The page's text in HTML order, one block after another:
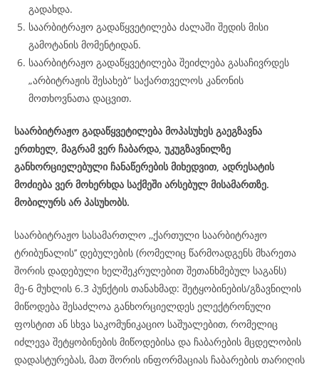
გადახდა.
საარბიტრაჟო გადაწყვეტილება ძალაში შედის მისი
გამოტანის მომენტიდან.
საარბიტრაჟო გადაწყვეტილება შეიძლება გასაჩივრდეს
„არბიტრაჟის შესახებ“ საქართველოს კანონის
მოთხოვნათა დაცვით.
საარბიტრაჟო გადაწყვეტილება მოპასუხეს გაეგზავნა
ერთხელ, მაგრამ ვერ ჩაბარდა, უკუგზავნილზე
განხორციელებული ჩანაწერების მიხედვით, ადრესატის
მოძიება ვერ მოხერხდა საქმეში არსებულ მისამართზე.
მობილურს არ პასუხობს.
საარბიტრაჟო სასამართლო ,,ქართული საარბიტრაჟო
ტრიბუნალის’’ დებულების (რომელიც წარმოადგენს მხარეთა
შორის დადებული ხელშეკრულებით შეთანხმებულ საგანს)
მე-6 მუხლის 6.3 პუნქტის თანახმად: შეტყობინების/გზავნილის
მიწოდება შესაძლოა განხორციელდეს ელექტრონული
ფოსტით ან სხვა საკომუნიკაციო საშუალებით, რომელიც
იძლევა შეტყობინების მიწოდებისა და ჩაბარების მცდელობის
დადასტურებას, მათ შორის ინფორმაციას ჩაბარების თარიღის